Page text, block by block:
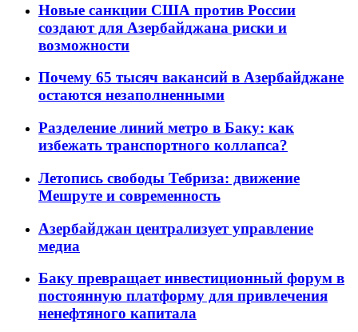
Новые санкции США против России
создают для Азербайджана риски и
возможности
Почему 65 тысяч вакансий в Азербайджане
остаются незаполненными
Разделение линий метро в Баку: как
избежать транспортного коллапса?
Летопись свободы Тебриза: движение
Мешруте и современность
Азербайджан централизует управление
медиа
Баку превращает инвестиционный форум в
постоянную платформу для привлечения
ненефтяного капитала